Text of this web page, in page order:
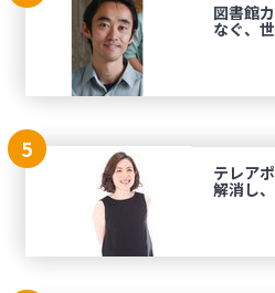
図書館
なぐ、
5
テレア
解消し